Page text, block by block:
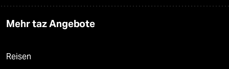
Mehr taz Angebote
Reisen